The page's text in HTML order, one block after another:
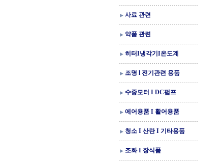
사료 관련
약품 관련
히터I냉각기I온도계
조명 l 전기관련 용품
수중모터 I DC펌프
에어용품 I 활어용품
청소 I 산란 I 기타용품
조화 I 장식품